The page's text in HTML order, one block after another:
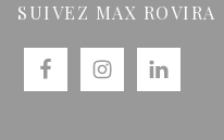
SUIVEZ MAX ROVIRA